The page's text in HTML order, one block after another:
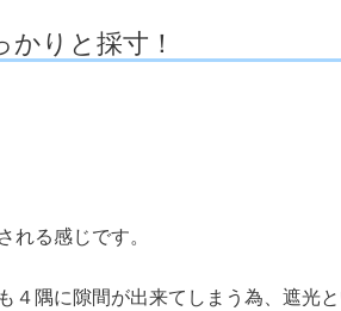
りと採寸！
る感じです。
４隅に隙間が出来てしまう為、遮光